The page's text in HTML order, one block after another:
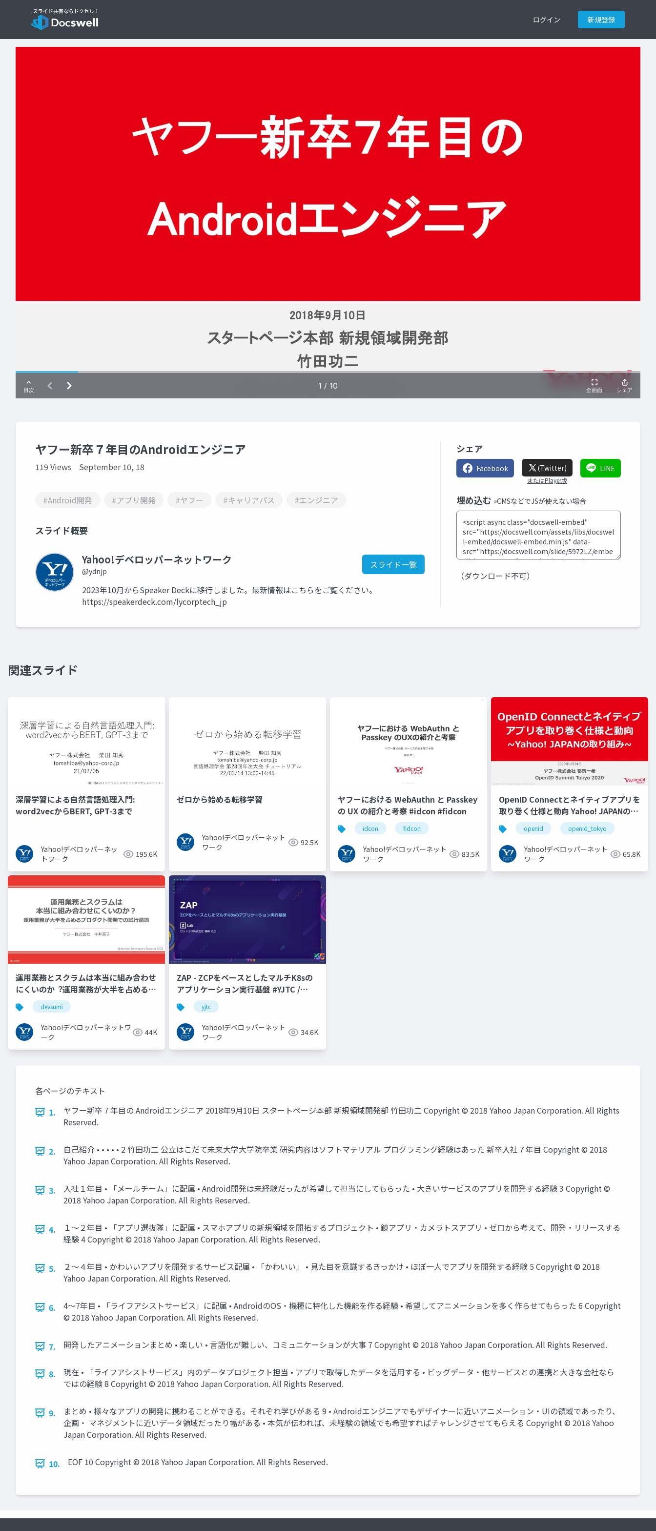
ログイン 新規登録
ヤフー新卒７年目のAndroidエンジニア
119 Views September 10, 18
#Android開発 #アプリ開発 #ヤフー #キャリアパス #エンジニア
スライド概要
Yahoo!デベロッパーネットワーク
@ydnjp
スライド一覧
2023年10月からSpeaker Deckに移行しました。最新情報はこちらをご覧ください。
https://speakerdeck.com/lycorptech_jp
シェア
Facebook (Twitter)
またはPlayer版
LINE
埋め込む »CMSなどでJSが使えない場合
（ダウンロード不可）
関連スライド
深層学習による自然言語処理入門:
word2vecからBERT, GPT-3まで
Yahoo!デベロッパーネッ
トワーク
195.6K
ゼロから始める転移学習
Yahoo!デベロッパーネット
ワーク
92.5K
ヤフーにおける WebAuthn と Passkey
の UX の紹介と考察 #idcon #fidcon
idcon fidcon
Yahoo!デベロッパーネット
ワーク
83.5K
OpenID Connectとネイティブアプリを
取り巻く仕様と動向 Yahoo! JAPANの取
り組み #openid #openid_tokyo
openid openid_tokyo
Yahoo!デベロッパーネット
ワーク
65.8K
運用業務とスクラムは本当に組み合わせ
にくいのか︖運用業務が大半を占めるプ
ロダクト開発での試行錯誤
devsumi
Yahoo!デベロッパーネットワ
ーク
44K
ZAP - ZCPをベースとしたマルチK8sの
アプリケーション実行基盤 #YJTC /
YJTC21 B-3
yjtc
Yahoo!デベロッパーネット
ワーク
34.6K
各ページのテキスト
1.
ヤフー新卒７年目の Androidエンジニア 2018年9月10日 スタートページ本部 新規領域開発部 竹田功二 Copyright © 2018 Yahoo Japan Corporation. All Rights
Reserved.
2.
自己紹介 • • • • • 2 竹田功二 公立はこだて未来大学大学院卒業 研究内容はソフトマテリアル プログラミング経験はあった 新卒入社７年目 Copyright © 2018
Yahoo Japan Corporation. All Rights Reserved.
3.
入社１年目 • 「メールチーム」に配属 • Android開発は未経験だったが希望して担当にしてもらった • 大きいサービスのアプリを開発する経験 3 Copyright ©
2018 Yahoo Japan Corporation. All Rights Reserved.
4.
１〜２年目 • 「アプリ選抜隊」に配属 • スマホアプリの新規領域を開拓するプロジェクト • 鏡アプリ・カメラトスアプリ • ゼロから考えて、開発・リリースする
経験 4 Copyright © 2018 Yahoo Japan Corporation. All Rights Reserved.
5.
２〜４年目 • かわいいアプリを開発するサービス配属 • 「かわいい」 • 見た目を意識するきっかけ • ほぼ一人でアプリを開発する経験 5 Copyright © 2018
Yahoo Japan Corporation. All Rights Reserved.
6.
4〜7年目 • 「ライフアシストサービス」に配属 • AndroidのOS・機種に特化した機能を作る経験 • 希望してアニメーションを多く作らせてもらった 6 Copyright
© 2018 Yahoo Japan Corporation. All Rights Reserved.
7. 開発したアニメーションまとめ • 楽しい • 言語化が難しい、コミュニケーションが大事 7 Copyright © 2018 Yahoo Japan Corporation. All Rights Reserved.
8.
現在 • 「ライフアシストサービス」内のデータプロジェクト担当 • アプリで取得したデータを活用する • ビッグデータ・他サービスとの連携と大きな会社なら
ではの経験 8 Copyright © 2018 Yahoo Japan Corporation. All Rights Reserved.
9.
まとめ • 様々なアプリの開発に携わることができる。それぞれ学びがある 9 • Androidエンジニアでもデザイナーに近いアニメーション・UIの領域であったり、
企画・ マネジメントに近いデータ領域だったり幅がある • 本気が伝われば、未経験の領域でも希望すればチャレンジさせてもらえる Copyright © 2018 Yahoo
Japan Corporation. All Rights Reserved.
10. EOF 10 Copyright © 2018 Yahoo Japan Corporation. All Rights Reserved.